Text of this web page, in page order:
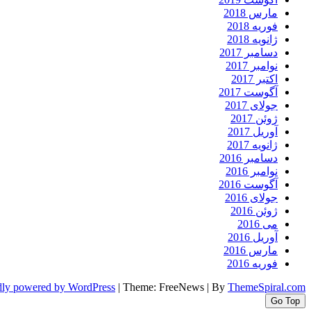
مارس 2018
فوریه 2018
ژانویه 2018
دسامبر 2017
نوامبر 2017
اکتبر 2017
آگوست 2017
جولای 2017
ژوئن 2017
آوریل 2017
ژانویه 2017
دسامبر 2016
نوامبر 2016
آگوست 2016
جولای 2016
ژوئن 2016
می 2016
آوریل 2016
مارس 2016
فوریه 2016
powered by WordPress | Theme: FreeNews | By ThemeSpiral.com
Go Top